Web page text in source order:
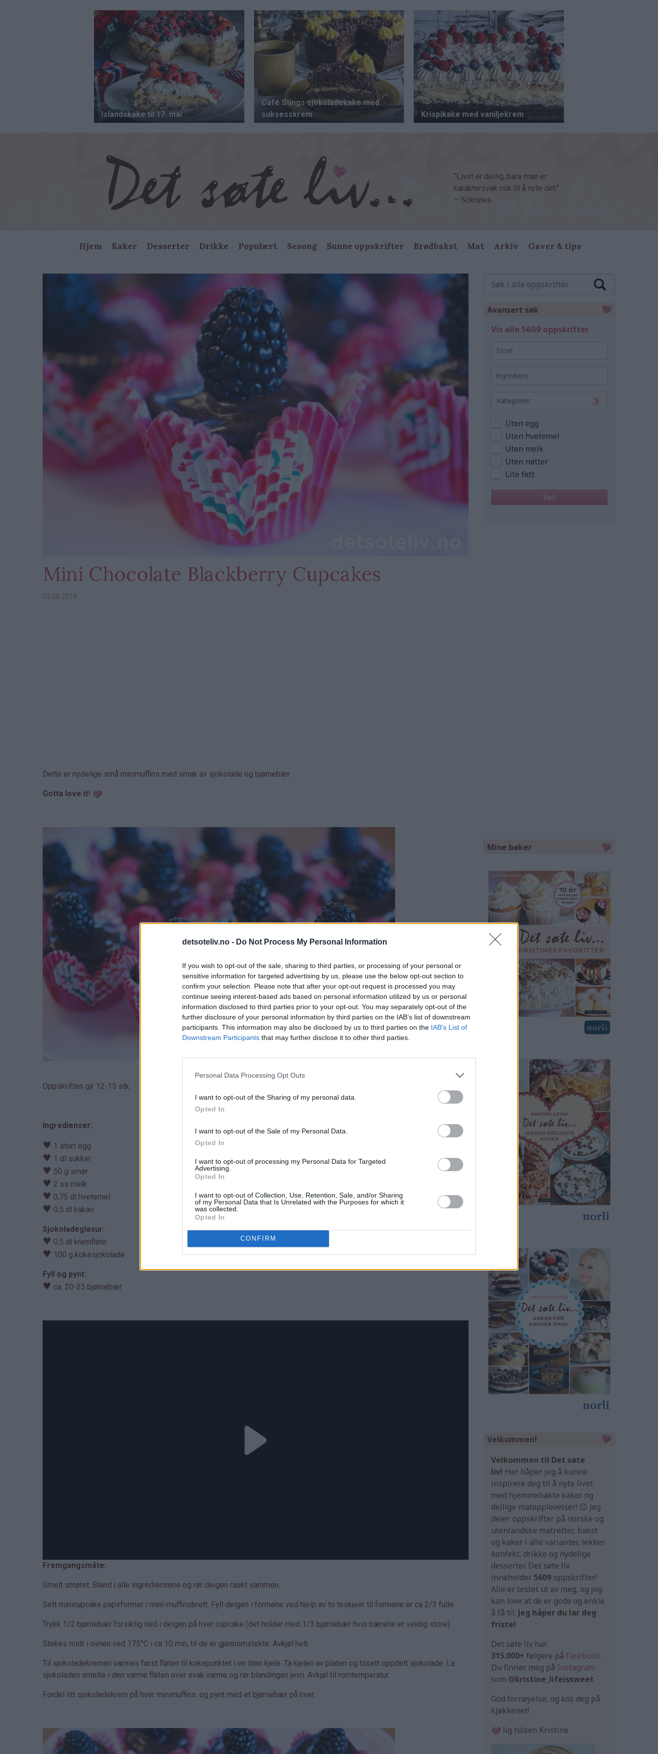
detsoteliv.no - Do Not Process My Personal Information
If you wish to opt-out of the sale, sharing to third parties, or processing of your personal or
sensitive information for targeted advertising by us, please use the below opt-out section to
confirm your selection. Please note that after your opt-out request is processed you may
continue seeing interest-based ads based on personal information utilized by us or personal
information disclosed to third parties prior to your opt-out. You may separately opt-out of the
further disclosure of your personal information by third parties on the IAB’s list of downstream
participants. This information may also be disclosed by us to third parties on the IAB’s List of
Downstream Participants that may further disclose it to other third parties.
Personal Data Processing Opt Outs
I want to opt-out of the Sharing of my personal data.
Opted In
I want to opt-out of the Sale of my Personal Data.
Opted In
I want to opt-out of processing my Personal Data for Targeted
Advertising.
Opted In
I want to opt-out of Collection, Use, Retention, Sale, and/or Sharing
of my Personal Data that Is Unrelated with the Purposes for which it
was collected.
Opted In
CONFIRM
"Livet er deilig, bare man er
karaktersvak nok til å nyte det."
– Sokrates
Main
navigation
Hjem Kaker Desserter Drikke Populært Sesong Sunne oppskrifter Brødbakst Mat Arkiv Gaver & tips
Mini Chocolate Blackberry Cupcakes
03.08.2014
Dette er nydelige små minimuffins med smak av sjokolade og bjørnebær.
Gotta love it!
Oppskriften gir 12-15 stk.
Ingredienser:
♥ 1 stort egg
♥ 1 dl sukker
♥ 50 g smør
♥ 2 ss melk
♥ 0,75 dl hvetemel
♥ 0,5 dl kakao
Sjokoladeglasur:
♥ 0,5 dl kremfløte
♥ 100 g kokesjokolade
Fyll og pynt:
♥ ca. 20-25 bjørnebær
Fremgangsmåte:
Smelt smøret. Bland i alle ingrediensene og rør deigen raskt sammen.
Sett minicupcake papirformer i mini-muffinsbrett. Fyll deigen i formene ved hjelp av to teskjeer til formene er ca 2/3 fulle.
Trykk 1/2 bjørnebær forsiktig ned i deigen på hver cupcake (det holder med 1/3 bjørnebær hvis bærene er veldig store).
Stekes midt i ovnen ved 175°C i ca 10 min, til de er gjennomstekte. Avkjøl helt.
Til sjokoladekremen varmes først fløten til kokepunktet i en liten kjele. Ta kjelen av platen og tilsett oppdelt sjokolade. La
sjokoladen smelte i den varme fløten over svak varme og rør blandingen jevn. Avkjøl til romtemperatur.
Fordel litt sjokoladekrem på hver minimuffins. og pynt med et bjørnebær på hver.
Avansert søk
Vis alle 5609 oppskrifter
Kategorier
Uten egg
Uten hvetemel
Uten melk
Uten nøtter
Lite fett
Mine bøker
Velkommen!
Velkommen til Det søte
liv! Her håper jeg å kunne
inspirere deg til å nyte livet
med hjemmebakte kaker og
deilige matopplevelser! 😊 Jeg
deler oppskrifter på norske og
utenlandske matretter, bakst
og kaker i alle varianter, lekker
konfekt, drikke og nydelige
desserter. Det søte liv
inneholder 5609 oppskrifter!
Alle er testet ut av meg, og jeg
kan love at de er gode og enkle
å få til. Jeg håper du lar deg
friste!
Det søte liv har
315.000+ følgere på Facebook.
Du finner meg på Instagram
som @kristine_lifeissweet.
God fornøyelse, og kos deg på
kjøkkenet!
lig hilsen Kristine